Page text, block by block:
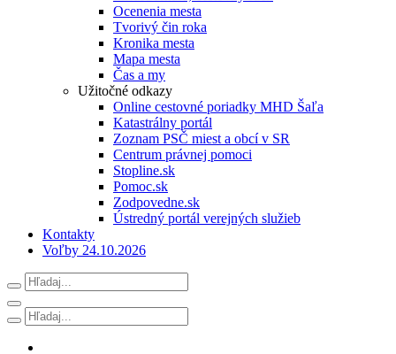
Ocenenia mesta
Tvorivý čin roka
Kronika mesta
Mapa mesta
Čas a my
Užitočné odkazy
Online cestovné poriadky MHD Šaľa
Katastrálny portál
Zoznam PSČ miest a obcí v SR
Centrum právnej pomoci
Stopline.sk
Pomoc.sk
Zodpovedne.sk
Ústredný portál verejných služieb
Kontakty
Voľby 24.10.2026